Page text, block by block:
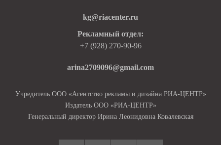
kg@riacenter.ru
Рекламный отдел:
+7 (928) 270-90-96
arina2709096@gmail.com
Учредитель ООО «Агентство рекламы и дизайна РИА-ЦЕНТР»
Издатель ООО «РИА-ЦЕНТР»
Генеральный директор Ирина Леонидовна Ковалевская